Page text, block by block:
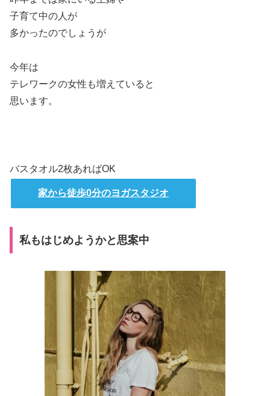
子育て中の人が
多かったのでしょうが
今年は
テレワークの女性も増えていると
思います。
バスタオル2枚あればOK
家から徒歩0分のヨガスタジオ
私もはじめようかと思案中